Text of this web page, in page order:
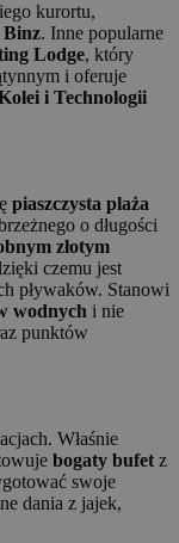
kurortu,
Binz. Inne popularne
Lodge, który
i oferuje
i Technologii
piaszczysta plaża
o długości
złotym
czemu jest
pływaków. Stanowi
wodnych i nie
punktów
Właśnie
bogaty bufet z
swoje
dania z jajek,